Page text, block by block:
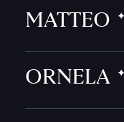
MATTEO
ORNELA